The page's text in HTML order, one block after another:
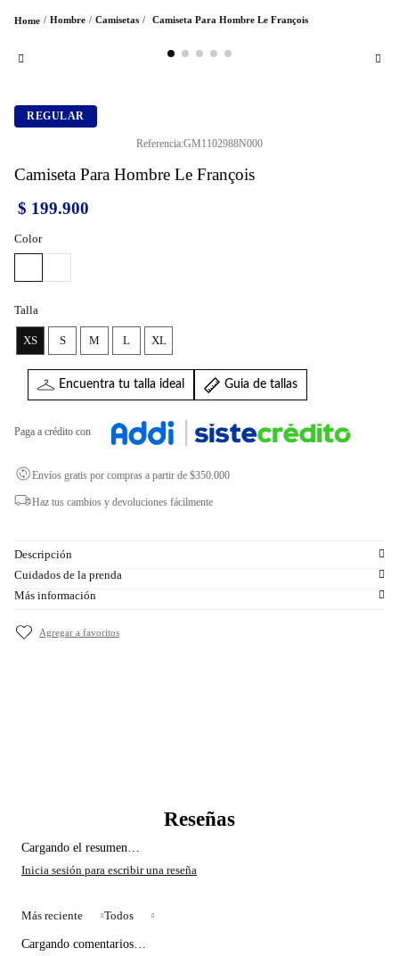
Hombre Camisetas Camiseta Para Hombre Le François
REGULAR
Referencia:GM1102988N000
Camiseta Para Hombre Le François
$ 199.900
Color
Talla
XS S M L XL
Encuentra tu talla ideal Guia de tallas
Paga a crédito con
Envíos gratis por compras a partir de $350.000
Haz tus cambios y devoluciones fácilmente
Descripción
Cuidados de la prenda
Más información
Cargando el resumen…
Más reciente Todos
Cargando comentarios…